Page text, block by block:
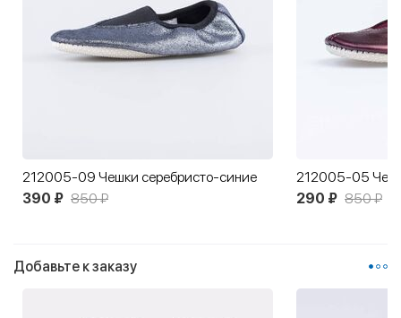
212005-09 Чешки серебристо-синие
390 ₽ 850 ₽
212005-05
290 ₽ 850 ₽
Добавьте к заказу